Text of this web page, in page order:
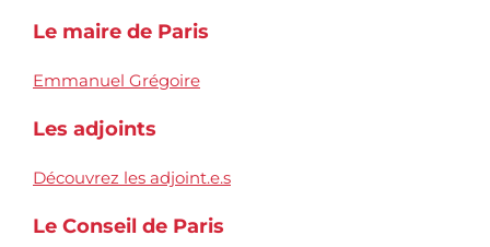
Le maire de Paris
Emmanuel Grégoire
Les adjoints
Découvrez les adjoint.e.s
Le Conseil de Paris